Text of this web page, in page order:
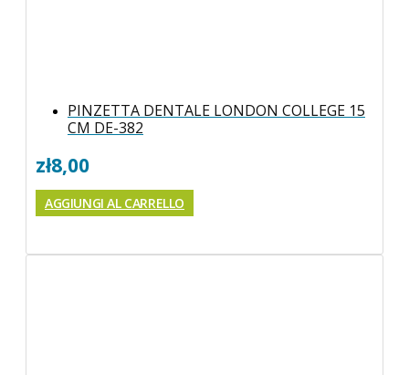
PINZETTA DENTALE LONDON COLLEGE 15
CM DE-382
zł8,00
AGGIUNGI AL CARRELLO